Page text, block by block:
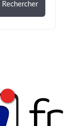
Rechercher